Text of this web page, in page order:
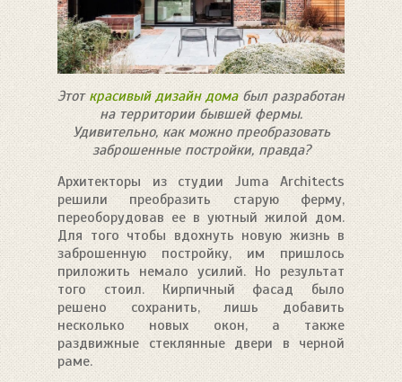
Этоткрасивый дизайн домабыл разработан
на территории бывшей фермы.
Удивительно, как можно преобразовать
заброшенные постройки, правда?
Архитекторы из студии Juma Architects
решили преобразить старую ферму,
переоборудовав ее в уютный жилой дом.
Для того чтобы вдохнуть новую жизнь в
заброшенную постройку, им пришлось
приложить немало усилий. Но результат
того стоил. Кирпичный фасад было
решено сохранить, лишь добавить
несколько новых окон, а также
раздвижные стеклянные двери в черной
раме.